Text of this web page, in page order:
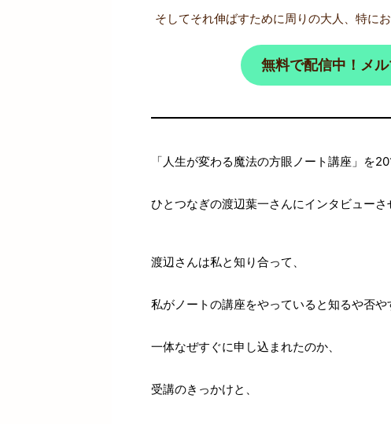
そしてそれ伸ばすために周りの大人、特に
無料で配信中！メ
「人生が変わる魔法の方眼ノート講座」を
ひとつなぎの渡辺葉一さんにインタビューさ
渡辺さんは私と知り合って、
私がノートの講座をやっていると知るや否や
一体なぜすぐに申し込まれたのか、
受講のきっかけと、